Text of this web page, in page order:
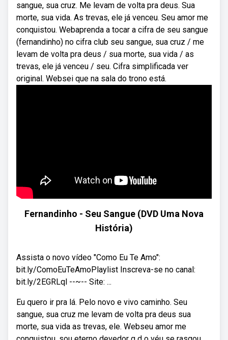
sangue, sua cruz. Me levam de volta pra deus. Sua
morte, sua vida. As trevas, ele já venceu. Seu amor me
conquistou. Webaprenda a tocar a cifra de seu sangue
(fernandinho) no cifra club seu sangue, sua cruz / me
levam de volta pra deus / sua morte, sua vida / as
trevas, ele já venceu / seu. Cifra simplificada ver
original. Websei que na sala do trono está.
Fernandinho - Seu Sangue (DVD Uma Nova
História)
Assista o novo vídeo "Como Eu Te Amo":
bit.ly/ComoEuTeAmoPlaylist Inscreva-se no canal:
bit.ly/2EGRLql --~-- Site: ...
Eu quero ir pra lá. Pelo novo e vivo caminho. Seu
sangue, sua cruz me levam de volta pra deus sua
morte, sua vida as trevas, ele. Webseu amor me